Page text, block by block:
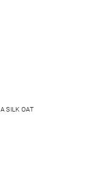
SILK OAT